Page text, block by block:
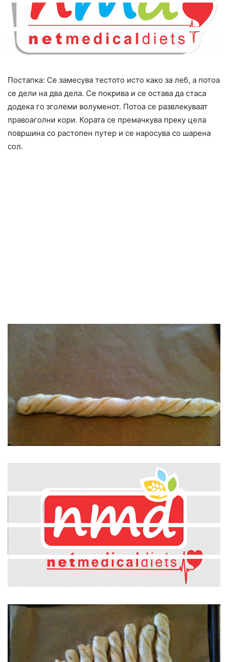
Постапка: Се замесува тестото исто како за леб, а потоа
се дели на два дела. Се покрива и се остава да стаса
додека го зголеми волуменот. Потоа се развлекуваат
правоаголни кори. Кората се премачкува преку цела
површина со растопен путер и се наросува со шарена
сол.